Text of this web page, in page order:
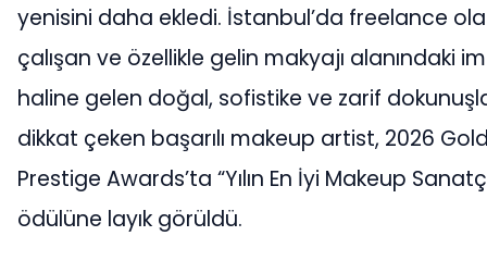
yenisini daha ekledi. İstanbul’da freelance
çalışan ve özellikle gelin makyajı alanındaki
haline gelen doğal, sofistike ve zarif
dikkat çeken başarılı makeup artist, 2026
Prestige Awards’ta “Yılın En İyi Makeup
ödülüne layık görüldü.